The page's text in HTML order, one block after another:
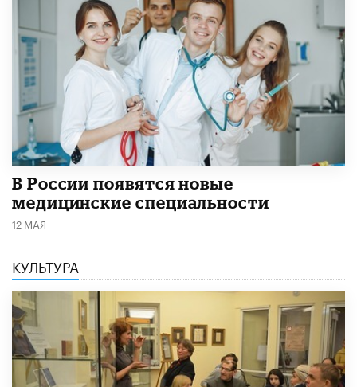
В России появятся новые
медицинские специальности
12 МАЯ
КУЛЬТУРА